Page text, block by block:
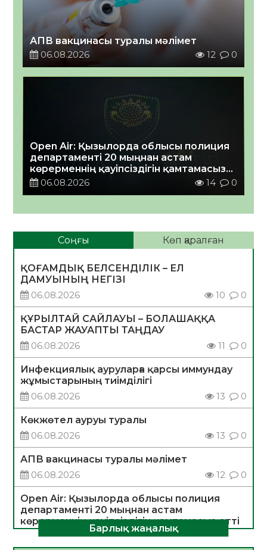
АПВ вакцинасы туралы мәлімет
06.08.2026
12 0
Open Air: Қызылорда облысы полиция
департаменті 20 мыңнан астам
көрерменнің қауіпсіздігін қамтамасыз
етті06.08.2026 14 0
Соңғы Көп қаралған
ҚОҒАМДЫҚ БЕЛСЕНДІЛІК – ЕЛ
ДАМУЫНЫҢ НЕГІЗІ
06.08.2026
10 0
ҚҰРЫЛТАЙ САЙЛАУЫ – БОЛАШАҚҚА
БАСТАР ЖАУАПТЫ ТАҢДАУ
06.08.2026
11 0
Инфекциялық ауруларға қарсы иммундау
жұмыстарының тиімділігі
06.08.2026
13 0
Көкжөтел ауруы туралы
06.08.2026
13 0
АПВ вакцинасы туралы мәлімет
06.08.2026
12 0
Open Air: Қызылорда облысы полиция
департаменті 20 мыңнан астам
көрерменнің қауіпсіздігін қамтамасыз етті
06.08.2026
14
Барлық жаңалық